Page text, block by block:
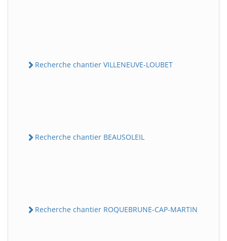
Recherche chantier VILLENEUVE-LOUBET
Recherche chantier BEAUSOLEIL
Recherche chantier ROQUEBRUNE-CAP-MARTIN